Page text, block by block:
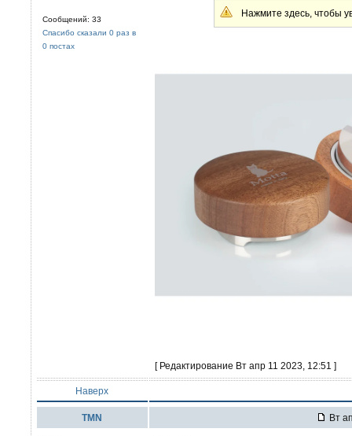
Сообщений: 33
Спасибо сказали 0 раз в
0 постах
Нажмите здесь, чтобы
[ Редактирование Вт апр 11 2023, 12:51 ]
Наверх
TMN Вт